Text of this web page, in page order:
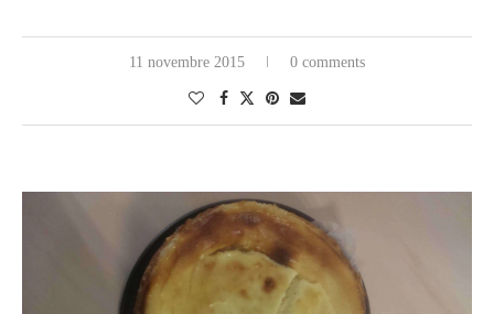
11 novembre 2015 0 comments